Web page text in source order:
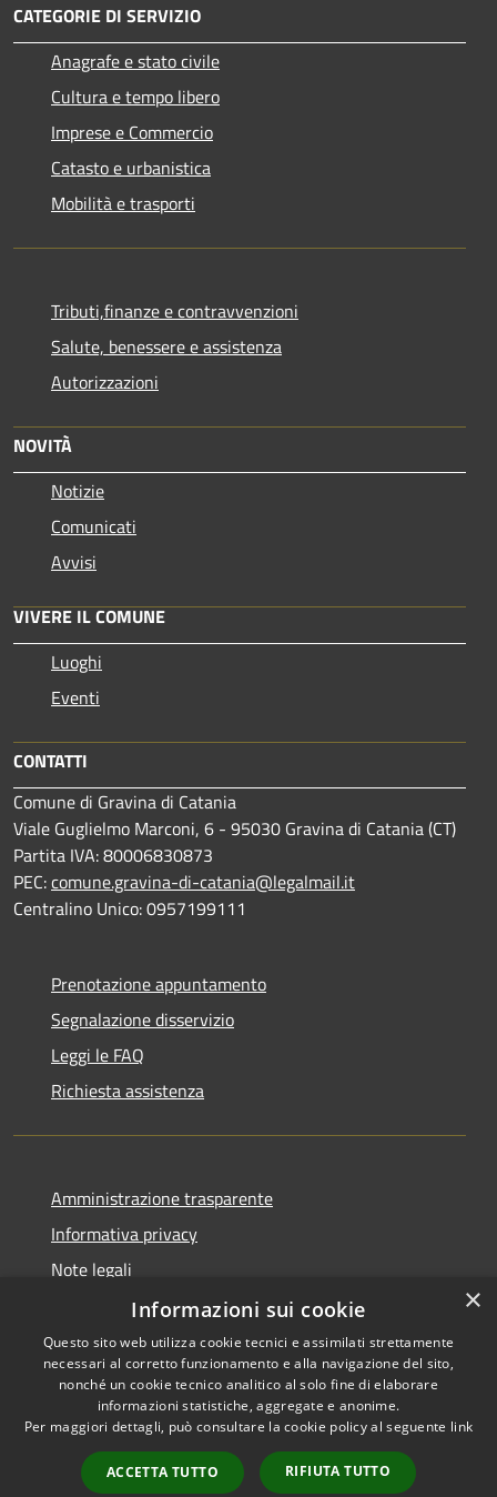
CATEGORIE DI SERVIZIO
Anagrafe e stato civile
Cultura e tempo libero
Imprese e Commercio
Catasto e urbanistica
Mobilità e trasporti
Tributi,finanze e contravvenzioni
Salute, benessere e assistenza
Autorizzazioni
NOVITÀ
Notizie
Comunicati
Avvisi
VIVERE IL COMUNE
Luoghi
Eventi
CONTATTI
Comune di Gravina di Catania
Viale Guglielmo Marconi, 6 - 95030 Gravina di Catania (CT)
Partita IVA: 80006830873
PEC:comune.gravina-di-catania@legalmail.it
Centralino Unico: 0957199111
Prenotazione appuntamento
Segnalazione disservizio
Leggi le FAQ
Richiesta assistenza
Amministrazione trasparente
Informativa privacy
Note legali
Dichiarazione di accessibilità
RSS
Accessibilità
Copyright © 2026 • Comune di
Gravina di Catania • Powered
byMunicipium
Accesso
×
Informazioni sui cookie
Questo sito web utilizza cookie tecnici e assimilati strettamente
necessari al corretto funzionamento e alla navigazione del sito,
nonché un cookie tecnico analitico al solo fine di elaborare
informazioni statistiche, aggregate e anonime.
Per maggiori dettagli, può consultare la cookie policy al seguente link
ACCETTA TUTTO RIFIUTA TUTTO